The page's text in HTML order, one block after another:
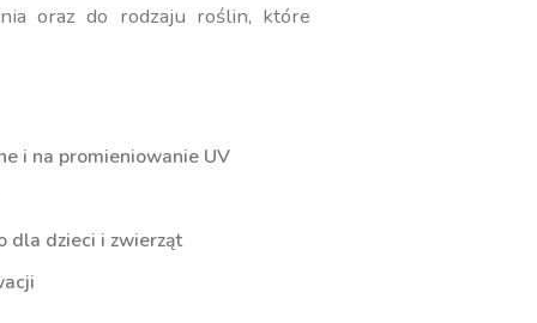
oraz do rodzaju roślin, które
i na promieniowanie UV
dla dzieci i zwierząt